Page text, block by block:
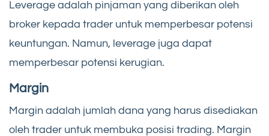
Leverage adalah pinjaman yang diberikan oleh
broker kepada trader untuk memperbesar potensi
keuntungan. Namun, leverage juga dapat
memperbesar potensi kerugian.
Margin
Margin adalah jumlah dana yang harus disediakan
oleh trader untuk membuka posisi trading. Margin